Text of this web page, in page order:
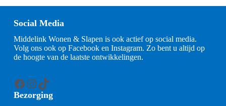
Social Media
Middelink Wonen & Slapen is ook actief op social media.
Volg ons ook op Facebook en Instagram. Zo bent u altijd op
de hoogte van de laatste ontwikkelingen.
Facebook
Instagram
TikTok
Bezorging